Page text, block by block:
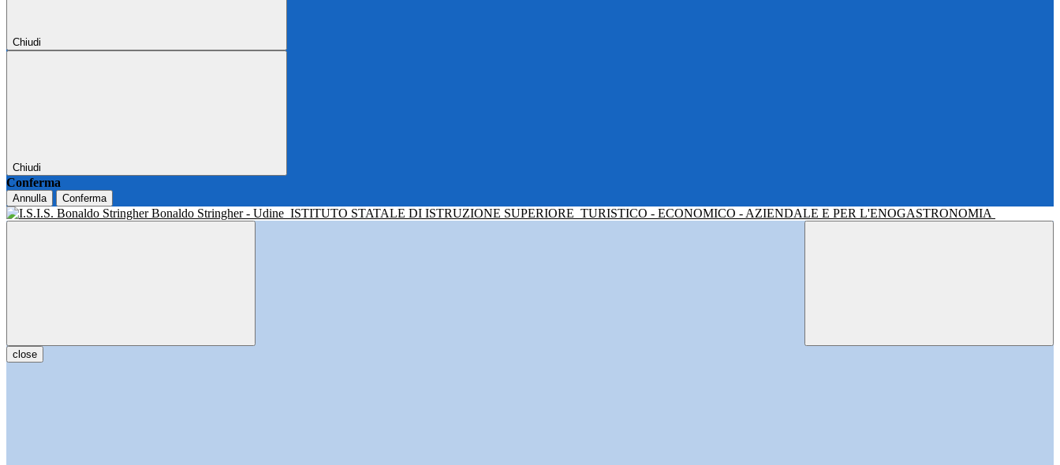
Chiudi
Chiudi
Conferma
Annulla Conferma
Bonaldo Stringher - Udine ISTITUTO STATALE DI ISTRUZIONE SUPERIORE TURISTICO - ECONOMICO - AZIENDALE E PER L'ENOGASTRONOMIA
close